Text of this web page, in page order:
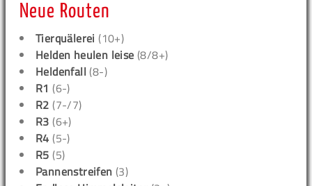
Neue Routen
Tierquälerei (10+)
Helden heulen leise (8/8+)
Heldenfall (8-)
R1 (6-)
R2 (7-/7)
R3 (6+)
R4 (5-)
R5 (5)
Pannenstreifen (3)